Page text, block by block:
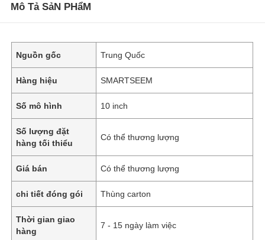
Mô Tả SảN PHẩM
Nguồn gốc Trung Quốc
Hàng hiệu SMARTSEEM
Số mô hình 10 inch
Số lượng đặt
hàng tối thiểu
Có thể thương lượng
Giá bán Có thể thương lượng
chi tiết đóng gói Thùng carton
Thời gian giao
hàng
7 - 15 ngày làm việc